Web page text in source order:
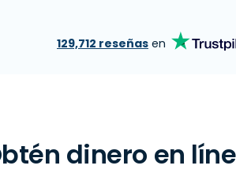
129,712 reseñas en
dinero en